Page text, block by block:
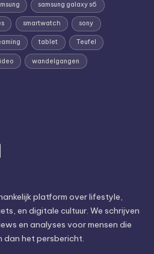
samsung galaxy s6
smartwatch sony
tablet Teufel
wandelgangen
platform over lifestyle,
en digitale cultuur. We schrijven
en analyses voor mensen die
dan het persbericht.